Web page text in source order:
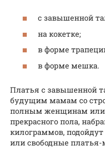
с завышенной
на кокетке;
в форме
в форме мешка.
Платья с завышенной
будущим мамам со
полным женщинам или
прекрасного пола,
килограммов,
или свободные